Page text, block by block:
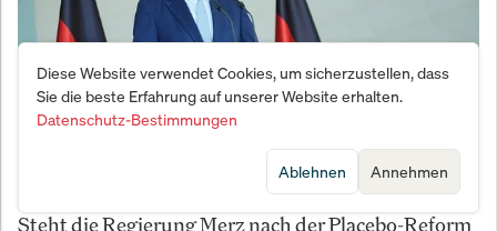
Bitteres Renten-Beben und Steuer-Täuschung:
Steht die Regierung Merz nach der Placebo-Reform
Diese Website verwendet Cookies, um sicherzustellen, dass
Sie die beste Erfahrung auf unserer Website erhalten.
Datenschutz-Bestimmungen
Annehmen
Ablehnen